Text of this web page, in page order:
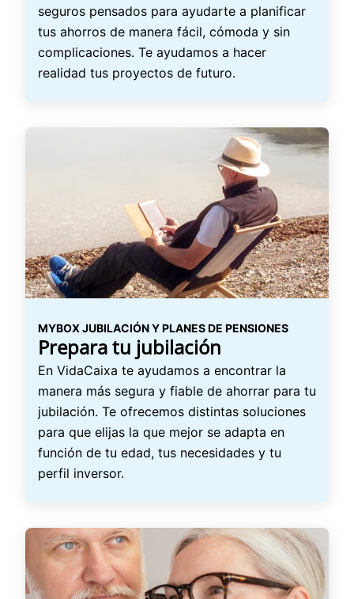
seguros pensados para ayudarte a planificar
tus ahorros de manera fácil, cómoda y sin
complicaciones. Te ayudamos a hacer
realidad tus proyectos de futuro.
MYBOX JUBILACIÓN Y PLANES DE PENSIONES
Prepara tu jubilación
En VidaCaixa te ayudamos a encontrar la
manera más segura y fiable de ahorrar para tu
jubilación. Te ofrecemos distintas soluciones
para que elijas la que mejor se adapta en
función de tu edad, tus necesidades y tu
perfil inversor.